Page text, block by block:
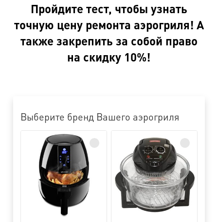
Пройдите тест, чтобы узнать
точную цену ремонта аэрогриля! А
также закрепить за собой право
на скидку 10%!
Выберите бренд Вашего аэрогриля